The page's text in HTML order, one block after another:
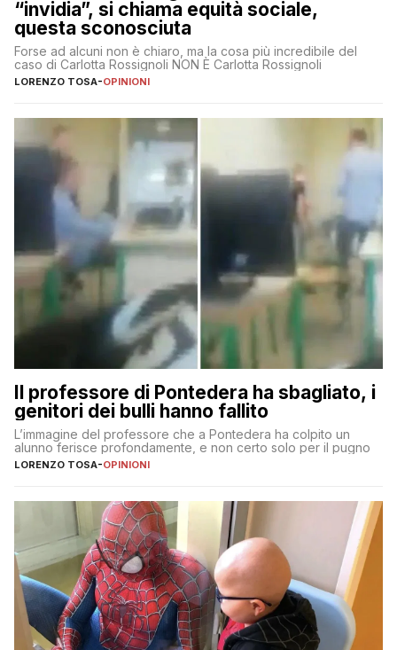
“invidia”, si chiama equità sociale,
questa sconosciuta
Forse ad alcuni non è chiaro, ma la cosa più incredibile del
caso di Carlotta Rossignoli NON È Carlotta Rossignoli
LORENZO TOSA-OPINIONI
Il professore di Pontedera ha sbagliato, i
genitori dei bulli hanno fallito
L’immagine del professore che a Pontedera ha colpito un
alunno ferisce profondamente, e non certo solo per il pugno
LORENZO TOSA-OPINIONI